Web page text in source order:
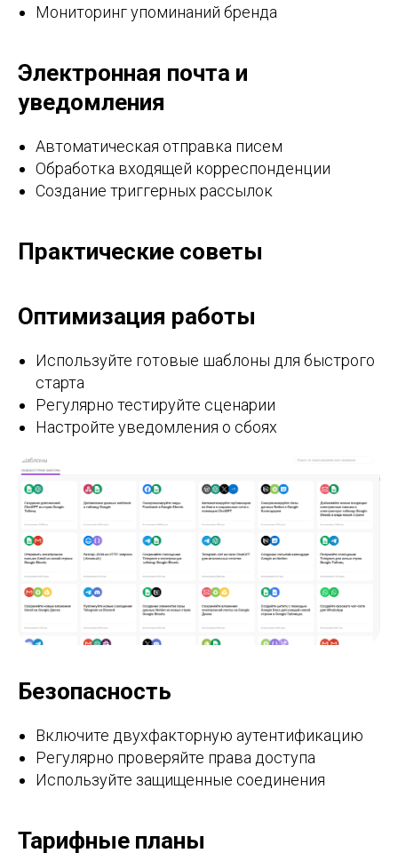
Мониторинг упоминаний бренда
Электронная почта и
уведомления
Автоматическая отправка писем
Обработка входящей корреспонденции
Создание триггерных рассылок
Практические советы
Оптимизация работы
Используйте готовые шаблоны для быстрого
старта
Регулярно тестируйте сценарии
Настройте уведомления о сбоях
Безопасность
Включите двухфакторную аутентификацию
Регулярно проверяйте права доступа
Используйте защищенные соединения
Тарифные планы